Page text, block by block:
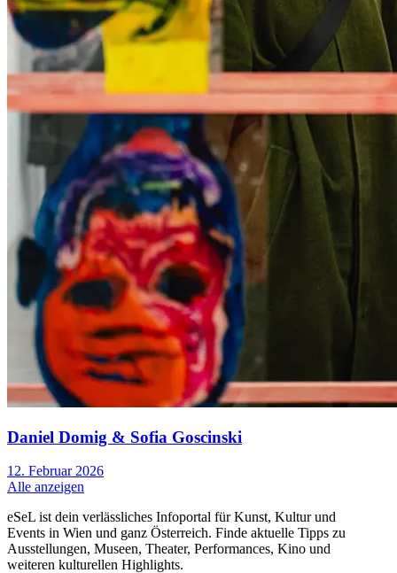
Daniel Domig & Sofia Goscinski
12. Februar 2026
Alle anzeigen
eSeL ist dein verlässliches Infoportal für Kunst, Kultur und
Events in Wien und ganz Österreich. Finde aktuelle Tipps zu
Ausstellungen, Museen, Theater, Performances, Kino und
weiteren kulturellen Highlights.